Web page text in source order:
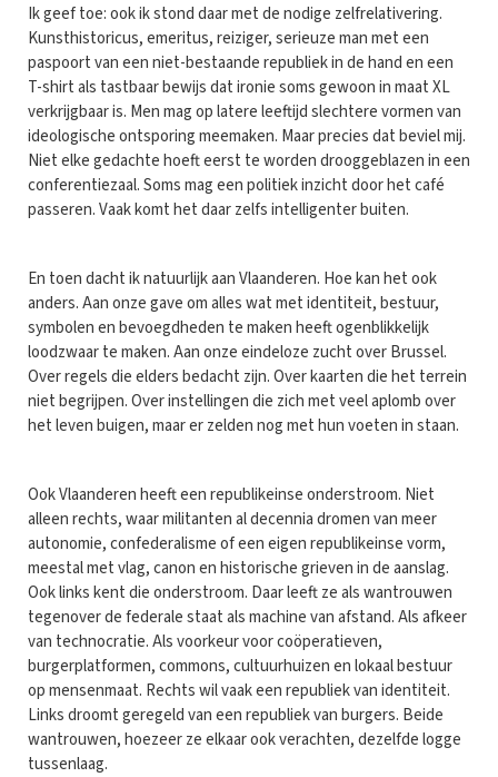
Ik geef toe: ook ik stond daar met de nodige zelfrelativering.
Kunsthistoricus, emeritus, reiziger, serieuze man met een
paspoort van een niet-bestaande republiek in de hand en een
T-shirt als tastbaar bewijs dat ironie soms gewoon in maat XL
verkrijgbaar is. Men mag op latere leeftijd slechtere vormen van
ideologische ontsporing meemaken. Maar precies dat beviel mij.
Niet elke gedachte hoeft eerst te worden drooggeblazen in een
conferentiezaal. Soms mag een politiek inzicht door het café
passeren. Vaak komt het daar zelfs intelligenter buiten.
En toen dacht ik natuurlijk aan Vlaanderen. Hoe kan het ook
anders. Aan onze gave om alles wat met identiteit, bestuur,
symbolen en bevoegdheden te maken heeft ogenblikkelijk
loodzwaar te maken. Aan onze eindeloze zucht over Brussel.
Over regels die elders bedacht zijn. Over kaarten die het terrein
niet begrijpen. Over instellingen die zich met veel aplomb over
het leven buigen, maar er zelden nog met hun voeten in staan.
Ook Vlaanderen heeft een republikeinse onderstroom. Niet
alleen rechts, waar militanten al decennia dromen van meer
autonomie, confederalisme of een eigen republikeinse vorm,
meestal met vlag, canon en historische grieven in de aanslag.
Ook links kent die onderstroom. Daar leeft ze als wantrouwen
tegenover de federale staat als machine van afstand. Als afkeer
van technocratie. Als voorkeur voor coöperatieven,
burgerplatformen, commons, cultuurhuizen en lokaal bestuur
op mensenmaat. Rechts wil vaak een republiek van identiteit.
Links droomt geregeld van een republiek van burgers. Beide
wantrouwen, hoezeer ze elkaar ook verachten, dezelfde logge
tussenlaag.